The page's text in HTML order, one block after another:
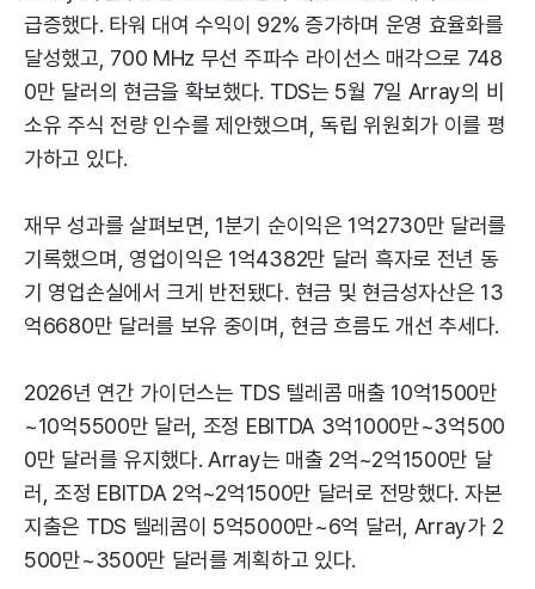
급증했다. 타워 대여 수익이 92% 증가하며 운영 효율화를
달성했고, 700 MHz 무선 주파수 라이선스 매각으로 748
0만 달러의 현금을 확보했다. TDS는 5월 7일 Array의 비
소유 주식 전량 인수를 제안했으며, 독립 위원회가 이를 평
가하고 있다.
재무 성과를 살펴보면, 1분기 순이익은 1억2730만 달러를
기록했으며, 영업이익은 1억4382만 달러 흑자로 전년 동
기 영업손실에서 크게 반전됐다. 현금 및 현금성자산은 13
억6680만 달러를 보유 중이며, 현금 흐름도 개선 추세다.
2026년 연간 가이던스는 TDS 텔레콤 매출 10억1500만
~10억5500만 달러, 조정 EBITDA 3억1000만~3억500
0만 달러를 유지했다. Array는 매출 2억~2억1500만 달
러, 조정 EBITDA 2억~2억1500만 달러로 전망했다. 자본
지출은 TDS 텔레콤이 5억5000만~6억 달러, Array가 2
500만~3500만 달러를 계획하고 있다.